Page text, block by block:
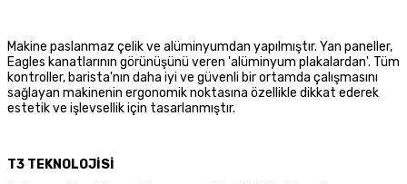
Makine paslanmaz çelik ve alüminyumdan yapılmıştır. Yan paneller,
Eagles kanatlarının görünüşünü veren 'alüminyum plakalardan'. Tüm
kontroller, barista'nın daha iyi ve güvenli bir ortamda çalışmasını
sağlayan makinenin ergonomik noktasına özellikle dikkat ederek
estetik ve işlevsellik için tasarlanmıştır.
T3 TEKNOLOJİSİ